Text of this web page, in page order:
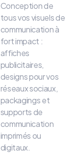
Conception de
tous vos visuels de
communication à
fort impact :
affiches
publicitaires,
designs pour vos
réseaux sociaux,
packagings et
supports de
communication
imprimés ou
digitaux.